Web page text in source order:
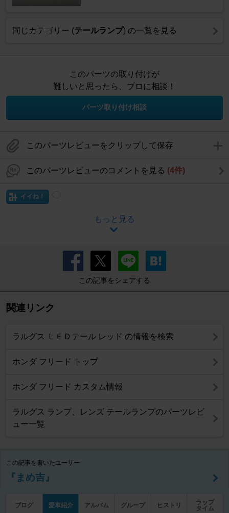
同じカテゴリー (テールランプ) の一覧を見る
このパーツの取り付けが
難しいと思ったら、プロに相談！
パーツ取り付け相談
このパーツレビューをクリップして保存
このパーツレビューのコメントを見る (4件)
イイね！
もっと見る
この記事をシェアする
関連リンク
ラルグス ＬＥＤテール レッド の情報を検索
ホンダ フリード トップ
ホンダ フリード カスタム情報
ラルグス ランプ、レンズ テールランプのパーツレビ
ュー一覧
この記事を書いたユーザー
『まめ吉』
ブログ 愛車紹介 アルバム グループ ヒストリ
ラップ
タイム